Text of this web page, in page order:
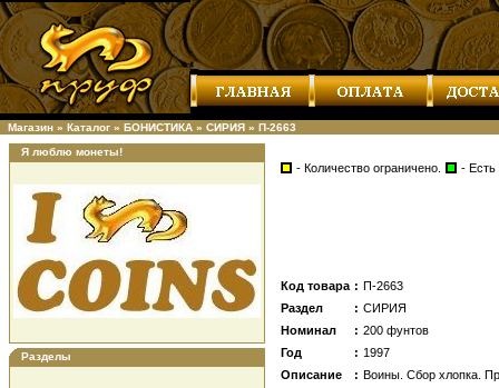
Магазин » Каталог » БОНИСТИКА » СИРИЯ » П-2663
Я люблю монеты!
Разделы
- Количество ограничено. - Есть
Код товара : П-2663
Раздел
: СИРИЯ
Номинал
: 200 фунтов
Год
: 1997
Описание
: Воины. Сбор хлопка.